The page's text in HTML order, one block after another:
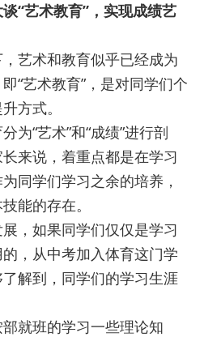
“艺术教育”，实现成绩艺
艺术和教育似乎已经成为
“艺术教育”，是对同学们个
方式。
“艺术”和“成绩”进行剖
来说，着重点都是在学习
同学们学习之余的培养，
能的存在。
如果同学们仅仅是学习
，从中考加入体育这门学
解到，同学们的学习生涯
就班的学习一些理论知